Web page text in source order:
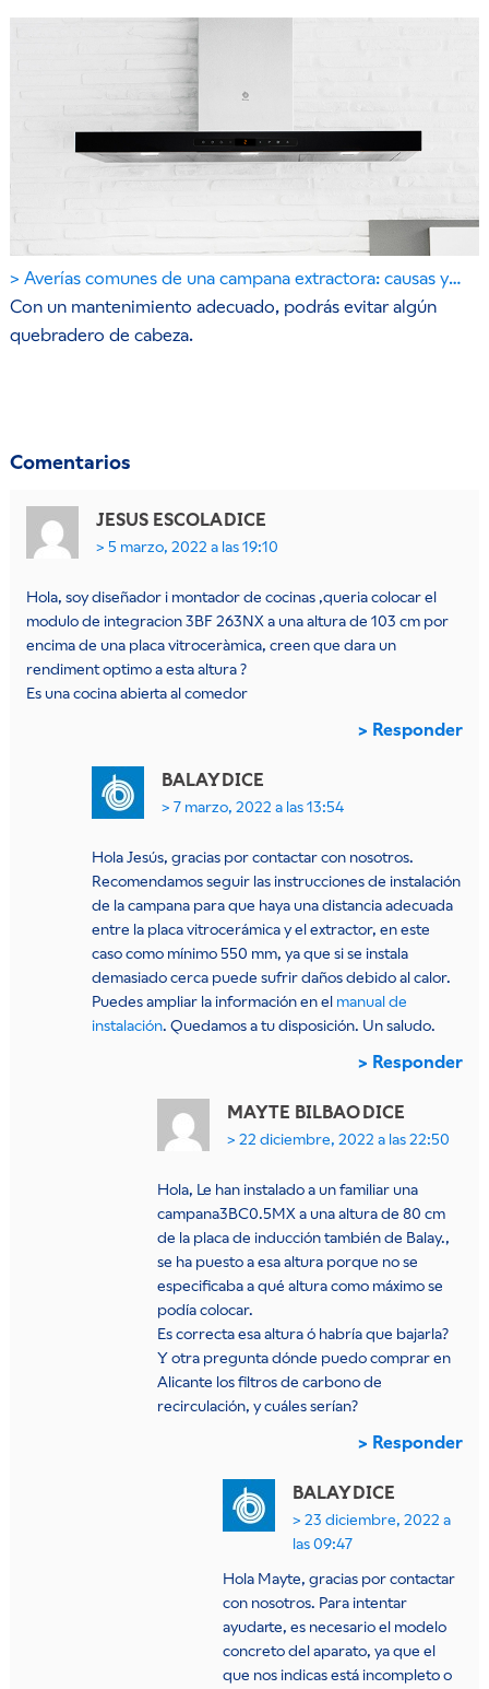
Averías comunes de una campana extractora: causas y…
Con un mantenimiento adecuado, podrás evitar algún
quebradero de cabeza.
Comentarios
JESUS ESCOLA DICE
5 marzo, 2022 a las 19:10
Hola, soy diseñador i montador de cocinas ,queria colocar el
modulo de integracion 3BF 263NX a una altura de 103 cm por
encima de una placa vitroceràmica, creen que dara un
rendiment optimo a esta altura ?
Es una cocina abierta al comedor
Responder
BALAY DICE
7 marzo, 2022 a las 13:54
Hola Jesús, gracias por contactar con nosotros.
Recomendamos seguir las instrucciones de instalación
de la campana para que haya una distancia adecuada
entre la placa vitrocerámica y el extractor, en este
caso como mínimo 550 mm, ya que si se instala
demasiado cerca puede sufrir daños debido al calor.
Puedes ampliar la información en el manual de
instalación. Quedamos a tu disposición. Un saludo.
Responder
MAYTE BILBAO DICE
22 diciembre, 2022 a las 22:50
Hola, Le han instalado a un familiar una
campana3BC0.5MX a una altura de 80 cm
de la placa de inducción también de Balay.,
se ha puesto a esa altura porque no se
especificaba a qué altura como máximo se
podía colocar.
Es correcta esa altura ó habría que bajarla?
Y otra pregunta dónde puedo comprar en
Alicante los filtros de carbono de
recirculación, y cuáles serían?
Responder
BALAY DICE
23 diciembre, 2022 a
las 09:47
Hola Mayte, gracias por contactar
con nosotros. Para intentar
ayudarte, es necesario el modelo
concreto del aparato, ya que el
que nos indicas está incompleto o